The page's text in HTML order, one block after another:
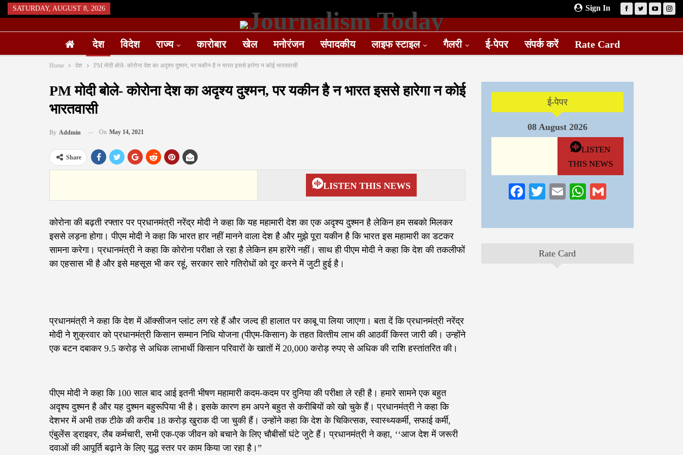
Sign In
SATURDAY, AUGUST 8, 2026
देश विदेश राज्य कारोबार खेल मनोरंजन संपादकीय लाइफ स्टाइल गैलरी ई-पेपर संपर्क करें Rate Card
Home देश PM मोदी बोले- कोरोना देश का अदृश्य दुश्मन, पर यकीन है न भारत इससे हारेगा न कोई भारतवासी
PM मोदी बोले- कोरोना देश का अदृश्य दुश्मन, पर यकीन है न भारत इससे हारेगा न कोई
भारतवासी
By Addmin On May 14, 2021
Share
LISTEN THIS NEWS
कोरोना की बढ़ती रफ्तार पर प्रधानमंत्री नरेंद्र मोदी ने कहा कि यह महामारी देश का एक अदृश्य दुश्मन है लेकिन हम सबको मिलकर
इससे लड़ना होगा। पीएम मोदी ने कहा कि भारत हार नहीं मानने वाला देश है और मुझे पूरा यकीन है कि भारत इस महामारी का डटकर
सामना करेगा। प्रधानमंत्री ने कहा कि कोरोना परीक्षा ले रहा है लेकिन हम हारेंगे नहीं। साथ ही पीएम मोदी ने कहा कि देश की तकलीफों
का एहसास भी है और इसे महसूस भी कर रहूं, सरकार सारे गतिरोधों को दूर करने में जुटी हुई है।
प्रधानमंत्री ने कहा कि देश में ऑक्सीजन प्लांट लग रहे हैं और जल्द ही हालात पर काबू पा लिया जाएगा। बता दें कि प्रधानमंत्री नरेंद्र
मोदी ने शुक्रवार को प्रधानमंत्री किसान सम्‍मान निधि योजना (पीएम-किसान) के तहत वित्‍तीय लाभ की आठवीं किस्‍त जारी की। उन्होंने
एक बटन दबाकर 9.5 करोड़ से अधिक लाभार्थी किसान परिवारों के खातों में 20,000 करोड़ रुपए से अधिक की राशि हस्तांतरित की।
पीएम मोदी ने कहा कि 100 साल बाद आई इतनी भीषण महामारी कदम-कदम पर दुनिया की परीक्षा ले रही है। हमारे सामने एक बहुत
अदृश्य दुश्मन है और यह दुश्मन बहुरूपिया भी है। इसके कारण हम अपने बहुत से करीबियों को खो चुके हैं। प्रधानमंत्री ने कहा कि
देशभर में अभी तक टीके की करीब 18 करोड़ खुराक दी जा चुकी हैं। उन्होंने कहा कि देश के चिकित्सक, स्वास्थ्यकर्मी, सफाई कर्मी,
एंबुलेंस ड्राइवर, लैब कर्मचारी, सभी एक-एक जीवन को बचाने के लिए चौबीसों घंटे जुटे हैं। प्रधानमंत्री ने कहा, ‘‘आज देश में जरूरी
दवाओं की आपूर्ति बढ़ाने के लिए युद्ध स्तर पर काम किया जा रहा है।”
ई-पेपर
08 August 2026
LISTEN
THIS NEWS
Facebook
TwitterEmailWhatsApp
Rate Card